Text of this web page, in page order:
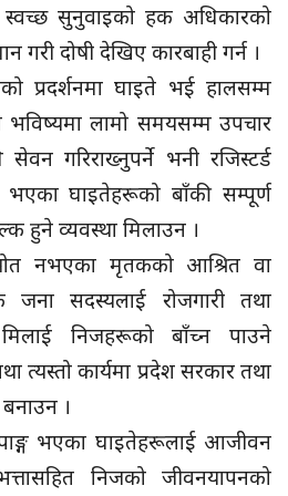
सुनुवाइको हक अधिकारको
गरी दोषी देखिए कारबाही गर्न ।
प्रदर्शनमा घाइते भई हालसम्म
लामो समयसम्म उपचार
गरिराख्नुपर्ने भनी रजिस्टर्ड
भएका घाइतेहरूको बाँकी सम्पूर्ण
हुने व्यवस्था मिलाउन ।
नभएका मृतकको आश्रित वा
जना सदस्यलाई रोजगारी तथा
मिलाई निजहरूको बाँच्न पाउने
त्यस्तो कार्यमा प्रदेश सरकार तथा
।
भएका घाइतेहरूलाई आजीवन
निजको जीवनयापनको